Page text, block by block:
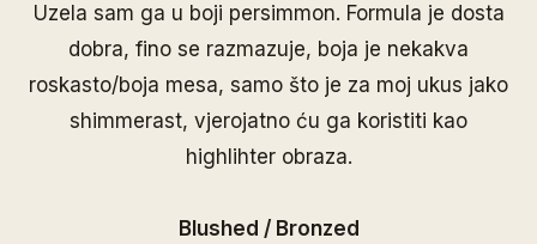
Uzela sam ga u boji persimmon. Formula je dosta
dobra, fino se razmazuje, boja je nekakva
roskasto/boja mesa, samo što je za moj ukus jako
shimmerast, vjerojatno ću ga koristiti kao
highlihter obraza.
Blushed / Bronzed